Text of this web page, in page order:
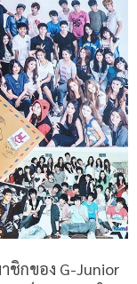
ชิกของ G-Junior